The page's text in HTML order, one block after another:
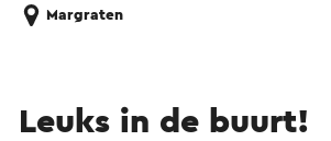
Margraten
Leuks in de buurt!